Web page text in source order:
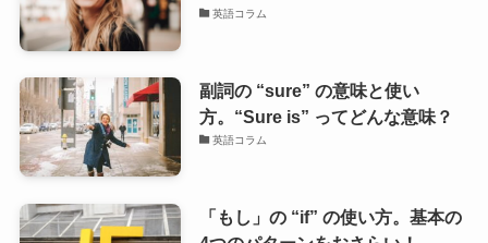
英語コラム
副詞の “sure” の意味と使い
方。“Sure is” ってどんな意味？
英語コラム
「もし」の “if” の使い方。基本の